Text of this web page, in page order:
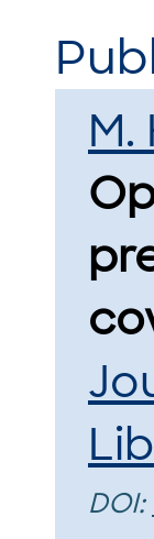
DOI: